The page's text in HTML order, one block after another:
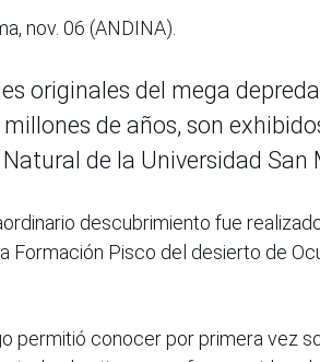
nov. 06 (ANDINA).
originales del mega
de años, son
de la Universidad San
descubrimiento fue
Formación Pisco del desierto de
permitió conocer por primera vez